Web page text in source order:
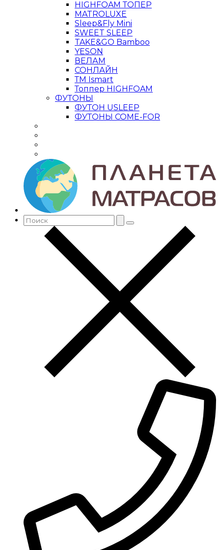
HIGHFOAM ТОПЕР
MATROLUXE
Sleep&Fly Mini
SWEET SLEEP
TAKE&GO Bamboo
YESON
ВЕЛАМ
СОНЛАЙН
ТМ Ismart
Топпер HIGHFOAM
ФУТОНЫ
ФУТОН USLEEP
ФУТОНЫ COME-FOR